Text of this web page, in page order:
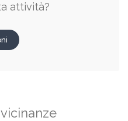
attività?